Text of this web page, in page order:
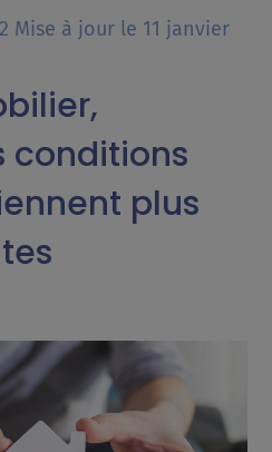
Mise à jour le 11 janvier
conditions
plus